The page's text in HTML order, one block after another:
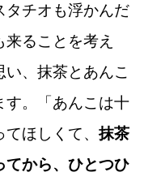
タチオも浮かんだ
ることを考え
、抹茶とあんこ
す。「あんこは十
ほしくて、 抹茶
てから、ひとつひ